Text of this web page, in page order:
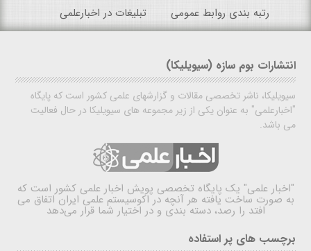
رتبه بندی روابط عمومی تبلیغات در اخبارعلمی
انتشارات بوم سازه (سیویلیکا)
سیویلیکا، ناشر تخصصی مقالات و گزارشهای علمی کشور است که پایگاه
"اخبارعلمی" به عنوان یکی از زیر مجموعه های سیویلیکا در حال فعالیت
می باشد.
"اخبار علمی" یک پایگاه تخصصی پویش اخبار علمی کشور است که
به صورت ساخت یافته هر آنچه در اکوسیستم علمی ایران اتفاق می
افتد را رصد، دسته بندی و در اختیار شما قرار می‌دهد
برچسب های پر استفاده